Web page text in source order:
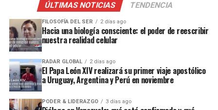
ÚLTIMAS NOTICIAS TENDENCIA
FILOSOFÍA DEL SER 2 días ago
Hacia una biología consciente: el poder de reescribir
nuestra realidad celular
RADAR GLOBAL 2 días ago
El Papa León XIV realizará su primer viaje apostólico
a Uruguay, Argentina y Perú en noviembre
PODER & LIDERAZGO 3 días ago